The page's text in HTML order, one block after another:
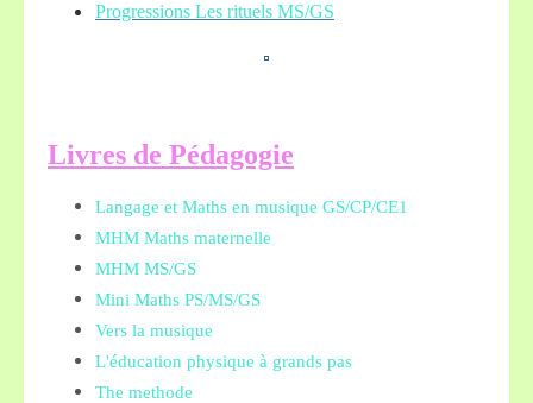
Progressions Les rituels MS/GS
Livres de Pédagogie
Langage et Maths en musique GS/CP/CE1
MHM Maths maternelle
MHM MS/GS
Mini Maths PS/MS/GS
Vers la musique
L'éducation physique à grands pas
The methode